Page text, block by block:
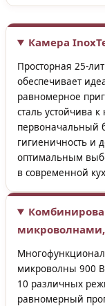
Камера
Просторная 25-
обеспечивает
равномерное
сталь устойчива
первоначальный
гигиеничность и
оптимальным
в современной
микроволны 900
10 различных
равномерный